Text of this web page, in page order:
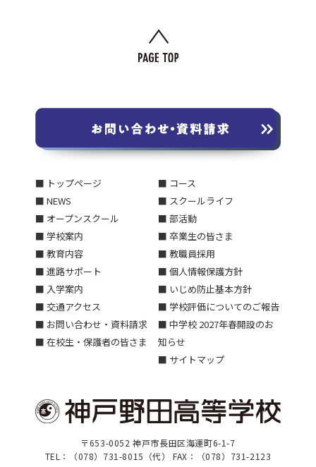
■ トップページ
■ NEWS
■ オープンスクール
■ 学校案内
■ 教育内容
■ 進路サポート
■ 入学案内
■ 交通アクセス
■ お問い合わせ・資料請求
■ 在校生・保護者の皆さま
■ コース
■ スクールライフ
■ 部活動
■ 卒業生の皆さま
■ 教職員採用
■ 個人情報保護方針
■ いじめ防止基本方針
■ 学校評価についてのご報告
■ 中学校 2027年春開設のお
知らせ
■ サイトマップ
〒653-0052 神戸市長田区海運町6-1-7
TEL：（078）731-8015（代） FAX：（078）731-2123